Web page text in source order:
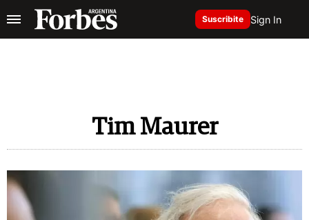
Suscribite Sign In
Tim Maurer